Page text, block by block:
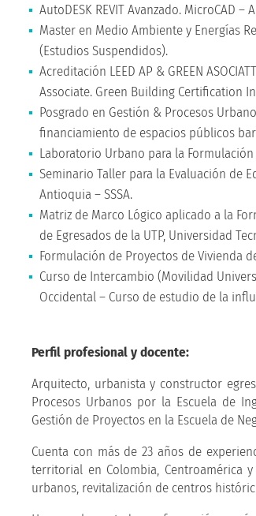
AutoDESK REVIT Avanzado. MicroCAD
Master en Medio Ambiente y Energías
(Estudios Suspendidos).
Acreditación LEED AP & GREEN
Associate. Green Building Certification
Posgrado en Gestión & Procesos
financiamiento de espacios públicos
Laboratorio Urbano para la
Seminario Taller para la Evaluación de
Antioquia – SSSA.
Matriz de Marco Lógico aplicado a la
de Egresados de la UTP, Universidad
Formulación de Proyectos de Vivienda
Curso de Intercambio (Movilidad
Occidental – Curso de estudio de la
Perfil profesional y docente:
Arquitecto, urbanista y constructor
Procesos Urbanos por la Escuela de
Gestión de Proyectos en la Escuela de
Cuenta con más de 23 años de
territorial en Colombia, Centroamérica
urbanos, revitalización de centros